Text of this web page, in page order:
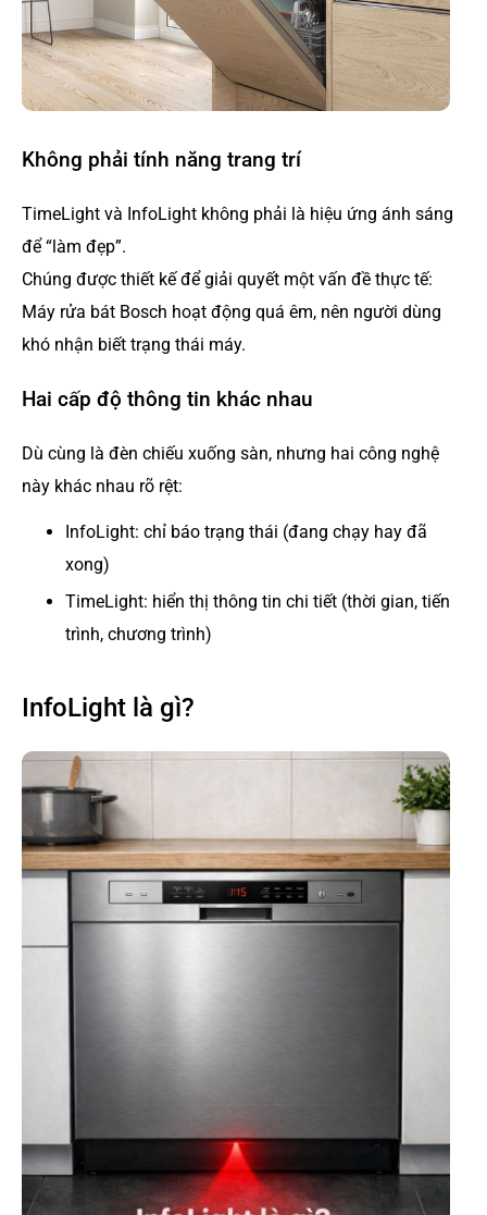
Không phải tính năng trang trí
TimeLight và InfoLight không phải là hiệu ứng ánh sáng
để “làm đẹp”.
Chúng được thiết kế để giải quyết một vấn đề thực tế:
Máy rửa bát Bosch hoạt động quá êm, nên người dùng
khó nhận biết trạng thái máy.
Hai cấp độ thông tin khác nhau
Dù cùng là đèn chiếu xuống sàn, nhưng hai công nghệ
này khác nhau rõ rệt:
InfoLight: chỉ báo trạng thái (đang chạy hay đã
xong)
TimeLight: hiển thị thông tin chi tiết (thời gian, tiến
trình, chương trình)
InfoLight là gì?